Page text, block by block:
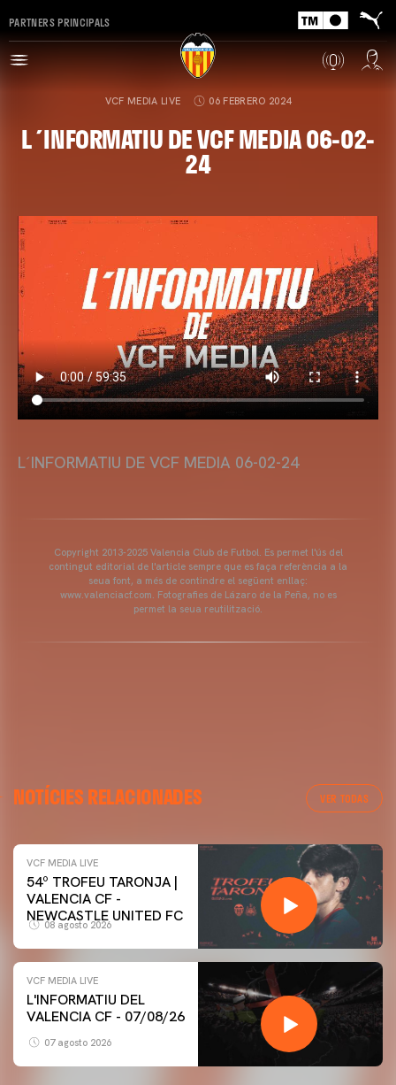
PARTNERS PRINCIPALS
VCF MEDIA LIVE 06 FEBRERO 2024
L´INFORMATIU DE VCF MEDIA 06-02-
24
L´INFORMATIU DE VCF MEDIA 06-02-24
Copyright 2013-2025 Valencia Club de Futbol. Es permet l'ús del
contingut editorial de l'article sempre que es faça referència a la
seua font, a més de contindre el següent enllaç:
www.valenciacf.com. Fotografies de Lázaro de la Peña, no es
permet la seua reutilització.
NOTÍCIES RELACIONADES VER TODAS
VCF MEDIA LIVE
54º TROFEU TARONJA |
VALENCIA CF -
NEWCASTLE UNITED FC
08 agosto 2026
VCF MEDIA LIVE
L'INFORMATIU DEL
VALENCIA CF - 07/08/26
07 agosto 2026